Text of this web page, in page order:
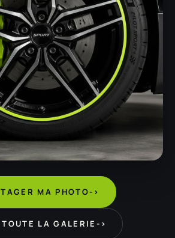
MA PHOTO->
LA GALERIE ->